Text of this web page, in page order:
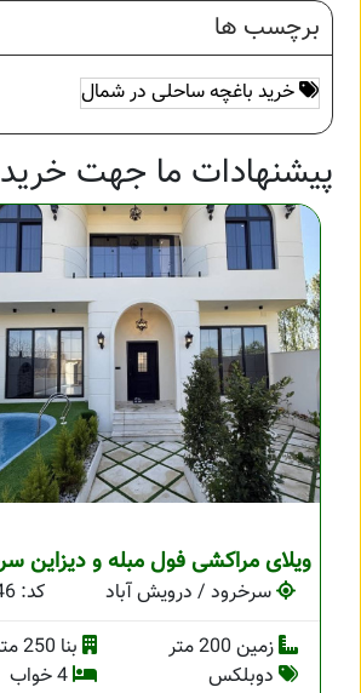
برچسب ها
خرید باغچه ساحلی در شمال
پیشنهادات ما جهت
ویلای مراکشی فول مبله و دیزاین
سرخرود / درویش آباد
کد: 2046
زمین 200 متر
بنا 250 متر
دوبلکس
4 خواب